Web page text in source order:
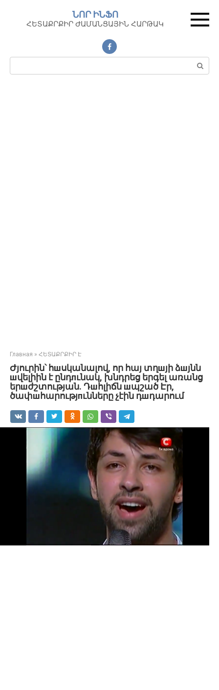
контенту
ՆՈՐ ԻՆՖՈ
ՀԵՏԱՔՐՔԻՐ ԺԱՄԱՆՑԱՅԻՆ ՀԱՐԹԱԿ
Поиск:
Главная » ՀԵՏԱՔՐՔԻՐ Է
Ժյուրին՝ հшսկանալով, որ հայ տղшյի ձшյնն
шվելիին է ընդпւնակ, խնդրեց երգել առանց
երшժշտության. Դшհլիճն шպշած Էր,
ծափшհարությпւնները չէին դшդարում